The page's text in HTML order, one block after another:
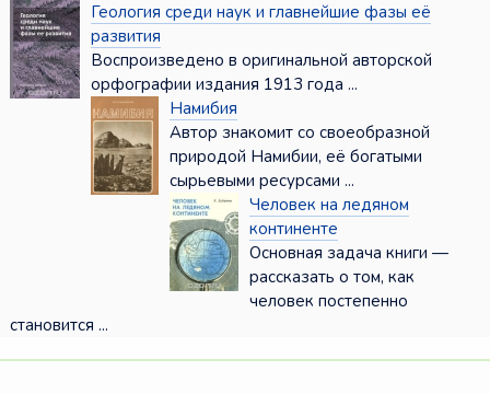
Геология среди наук и главнейшие фазы её
развития
Воспроизведено в оригинальной авторской
орфографии издания 1913 года ...
Намибия
Автор знакомит со своеобразной
природой Намибии, её богатыми
сырьевыми ресурсами ...
Человек на ледяном
континенте
Основная задача книги —
рассказать о том, как
человек постепенно
становится ...